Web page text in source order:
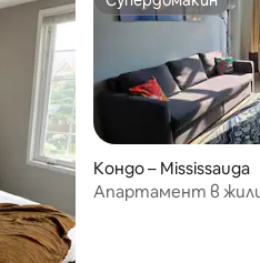
Супердомакин
Кондо – Mississauga
Апартамент в